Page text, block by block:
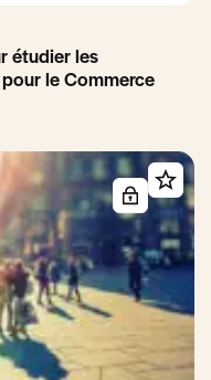
étudier les
le Commerce